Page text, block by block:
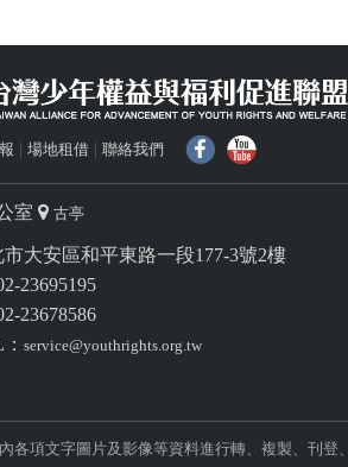
場地租借 聯絡我們
室 古亭
市大安區和平東路一段177-3號2樓
23695195
23678586
service@youthrights.org.tw
各項文字圖片及影像等資料進行轉、複製、刊登